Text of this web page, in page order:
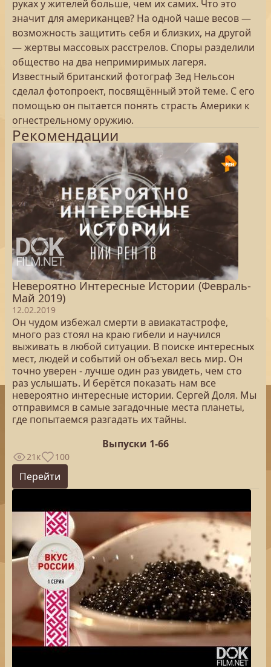
руках у жителей больше, чем их самих. Что это
значит для американцев? На одной чаше весов —
возможность защитить себя и близких, на другой
— жертвы массовых расстрелов. Споры разделили
общество на два непримиримых лагеря.
Известный британский фотограф Зед Нельсон
сделал фотопроект, посвящённый этой теме. С его
помощью он пытается понять страсть Америки к
огнестрельному оружию.
Рекомендации
Невероятно Интересные Истории (Февраль-
Май 2019)
12.02.2019
Он чудом избежал смерти в авиакатастрофе,
много раз стоял на краю гибели и научился
выживать в любой ситуации. В поиске интересных
мест, людей и событий он объехал весь мир. Он
точно уверен - лучше один раз увидеть, чем сто
раз услышать. И берётся показать нам все
невероятно интересные истории. Сергей Доля. Мы
отправимся в самые загадочные места планеты,
где попытаемся разгадать их тайны.
Выпуски 1-66
21к 100
Перейти